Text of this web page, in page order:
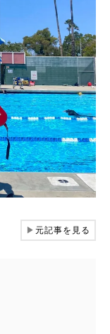
▶元記事を見る